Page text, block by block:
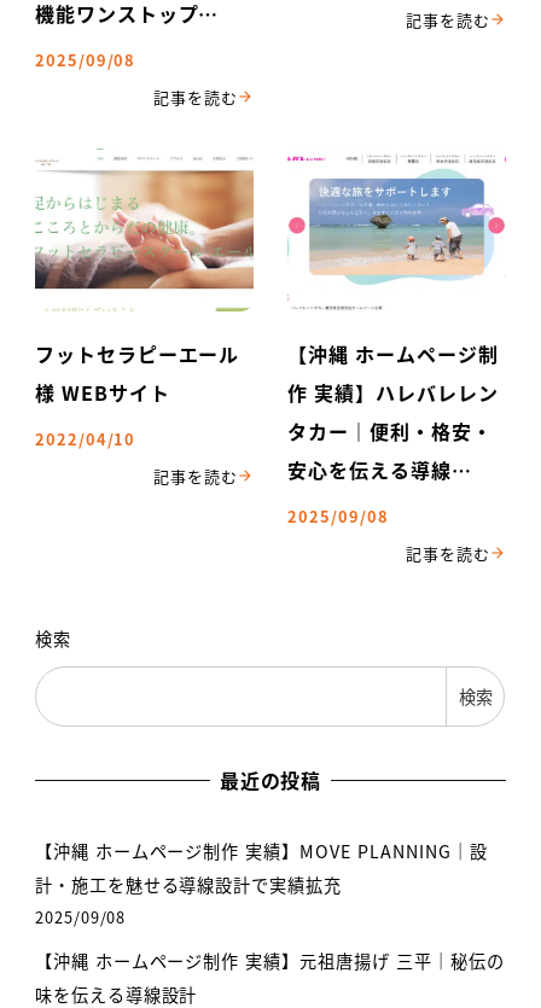
機能ワンストップ…
2025/09/08
フットセラピーエール
様 WEBサイト
2022/04/10
【沖縄 ホームページ制
作 実績】ハレバレレン
タカー｜便利・格安・
安心を伝える導線…
2025/09/08
検索
検索
最近の投稿
【沖縄 ホームページ制作 実績】MOVE PLANNING｜設
計・施工を魅せる導線設計で実績拡充
2025/09/08
【沖縄 ホームページ制作 実績】元祖唐揚げ 三平｜秘伝の
味を伝える導線設計